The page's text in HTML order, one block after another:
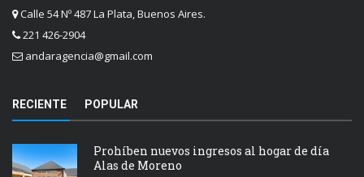
Calle 54 Nº 487 La Plata, Buenos Aires.
221 426-2904
andaragencia@gmail.com
RECIENTE POPULAR
Prohíben nuevos ingresos al hogar de día
Alas de Moreno